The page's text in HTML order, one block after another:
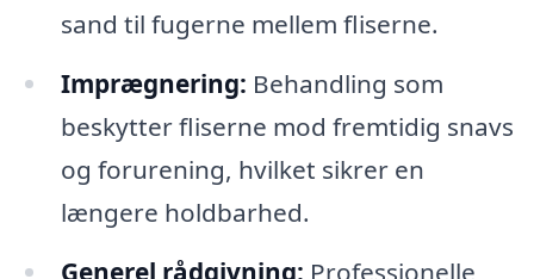
sand til fugerne mellem fliserne.
Imprægnering: Behandling som
beskytter fliserne mod fremtidig snavs
og forurening, hvilket sikrer en
længere holdbarhed.
Generel rådgivning: Professionelle